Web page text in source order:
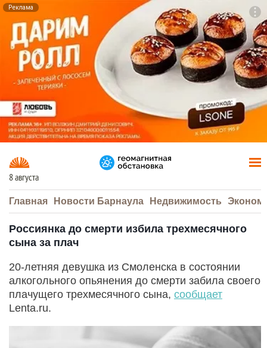
Реклама
8 августа
Главная Новости Барнаула Недвижимость
Россиянка до смерти избила трехмесячного
сына за плач
20-летняя девушка из Смоленска в состоянии
алкогольного опьянения до смерти забила своего
плачущего трехмесячного сына, сообщает
Lenta.ru.